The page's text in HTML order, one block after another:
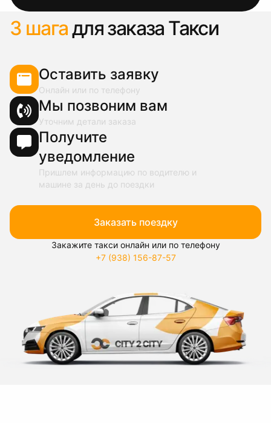
3 шагадля заказа Такси
Оставить заявку
Онлайн или по телефону
Мы позвоним вам
Уточним детали заказа
Получите
уведомление
Пришлем информацию по водителю и
машине за день до поездки
Заказать поездку
Закажите такси онлайн или по телефону
+7 (938) 156-87-57